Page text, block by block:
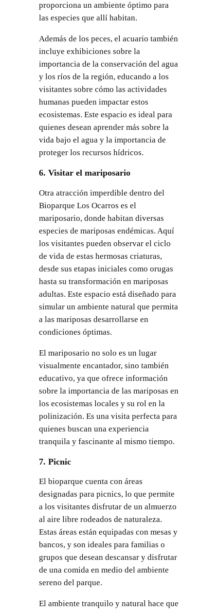
proporciona un ambiente óptimo para
las especies que allí habitan.
Además de los peces, el acuario también
incluye exhibiciones sobre la
importancia de la conservación del agua
y los ríos de la región, educando a los
visitantes sobre cómo las actividades
humanas pueden impactar estos
ecosistemas. Este espacio es ideal para
quienes desean aprender más sobre la
vida bajo el agua y la importancia de
proteger los recursos hídricos.
6. Visitar el mariposario
Otra atracción imperdible dentro del
Bioparque Los Ocarros es el
mariposario, donde habitan diversas
especies de mariposas endémicas. Aquí
los visitantes pueden observar el ciclo
de vida de estas hermosas criaturas,
desde sus etapas iniciales como orugas
hasta su transformación en mariposas
adultas. Este espacio está diseñado para
simular un ambiente natural que permita
a las mariposas desarrollarse en
condiciones óptimas.
El mariposario no solo es un lugar
visualmente encantador, sino también
educativo, ya que ofrece información
sobre la importancia de las mariposas en
los ecosistemas locales y su rol en la
polinización. Es una visita perfecta para
quienes buscan una experiencia
tranquila y fascinante al mismo tiempo.
7. Picnic
El bioparque cuenta con áreas
designadas para picnics, lo que permite
a los visitantes disfrutar de un almuerzo
al aire libre rodeados de naturaleza.
Estas áreas están equipadas con mesas y
bancos, y son ideales para familias o
grupos que desean descansar y disfrutar
de una comida en medio del ambiente
sereno del parque.
El ambiente tranquilo y natural hace que